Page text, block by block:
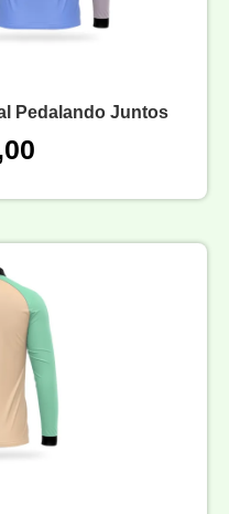
Pedalando Juntos